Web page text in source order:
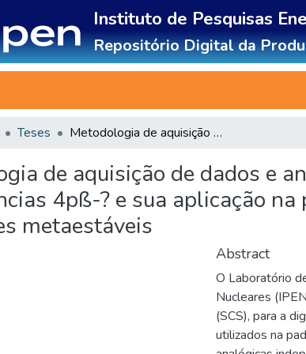
Instituto de Pesquisas
Repositório Digital da
Teses Metodologia de aquisição de dados e análise por software, para sistemas de coincidências 4pß-? e sua aplicação na padronização de radionuclídeos, com ênfase em transições metaestáveis
de aquisição de dados e
4pß-? e sua aplicação
metaestáveis
Abstract
O Laboratório
Nucleares
(SCS), para a
utilizados na